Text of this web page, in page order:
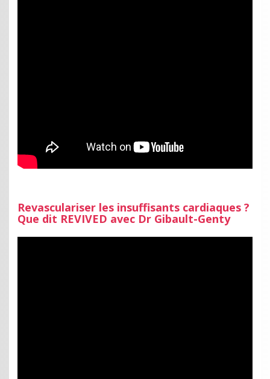
Revasculariser les insuffisants cardiaques ?
Que dit REVIVED avec Dr Gibault-Genty